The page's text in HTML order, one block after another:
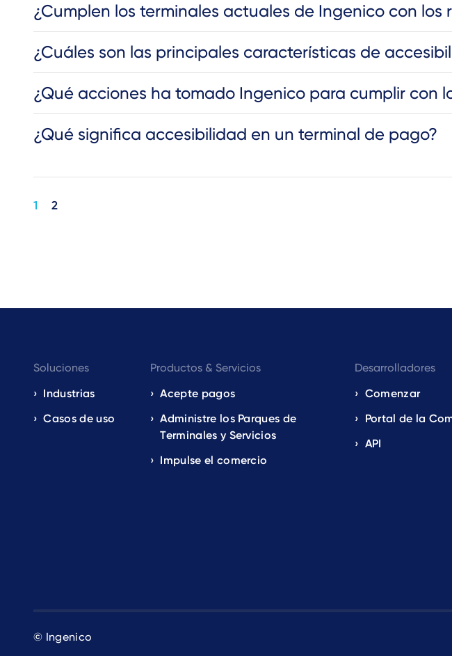
¿Cumplen los terminales actuales de Ingenico con los
¿Cuáles son las principales características de
¿Qué acciones ha tomado Ingenico para cumplir con
¿Qué significa accesibilidad en un terminal de pago?
Pagination
1 2
Footer
navigation
EN
Soluciones
Industrias
Casos de uso
Productos & Servicios
Acepte pagos
Administre los Parques de
Terminales y Servicios
Impulse el comercio
Desarrolladores
Comenzar
Portal de la
API
© Ingenico